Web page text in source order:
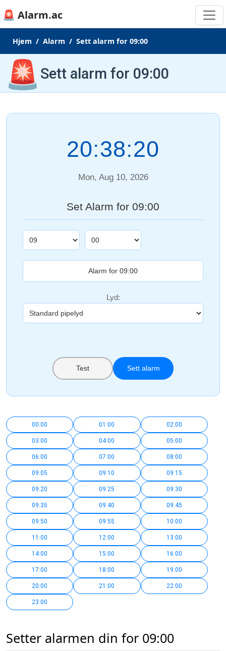
🚨 Alarm.ac
Hjem Alarm Sett alarm for 09:00
🚨 Sett alarm for 09:00
20:38:20
Mon, Aug 10, 2026
Set Alarm for 09:00
Lyd:
Test Sett alarm
00:00 01:00 02:00
03:00 04:00 05:00
06:00 07:00 08:00
09:05 09:10 09:15
09:20 09:25 09:30
09:35 09:40 09:45
09:50 09:55 10:00
11:00 12:00 13:00
14:00 15:00 16:00
17:00 18:00 19:00
20:00 21:00 22:00
23:00
Setter alarmen din for 09:00